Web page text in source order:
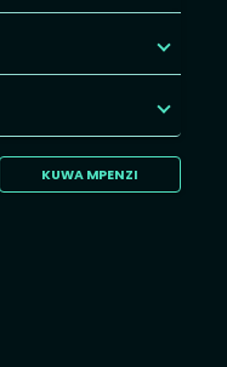
KUWA MPENZI